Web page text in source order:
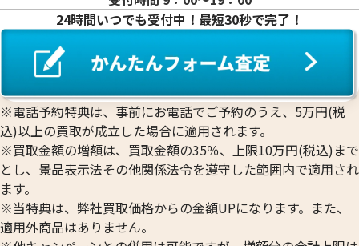
プラチナ1000(Pt1000)ネックレス・リン
グまとめ
43.6g
参考買取価格
663,100円
プラチナ850
ネックレス
リングまとめ
39.0g
参考買取価格
516,400円
24時間いつでも受付中！最短30秒で完了！
※電話予約特典は、事前にお電話でご予約のうえ、5万円(税
込)以上の買取が成立した場合に適用されます。
※買取金額の増額は、買取金額の35％、上限10万円(税込)まで
とし、景品表示法その他関係法令を遵守した範囲内で適用され
ます。
※当特典は、弊社買取価格からの金額UPになります。また、
適用外商品はありません。